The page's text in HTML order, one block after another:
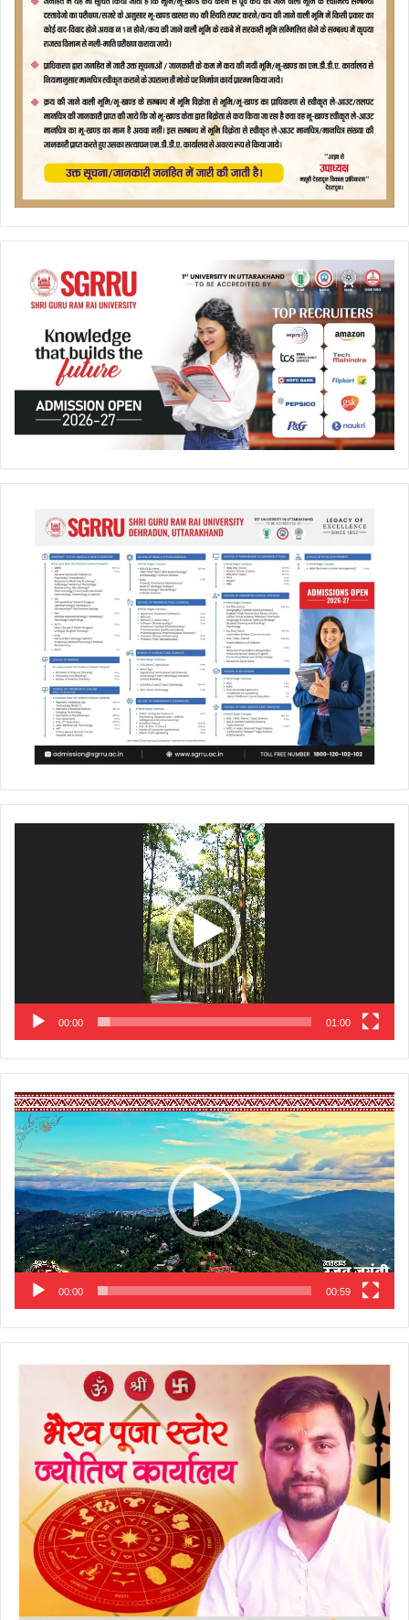
00:00 01:00
Video
Player
00:00 00:59